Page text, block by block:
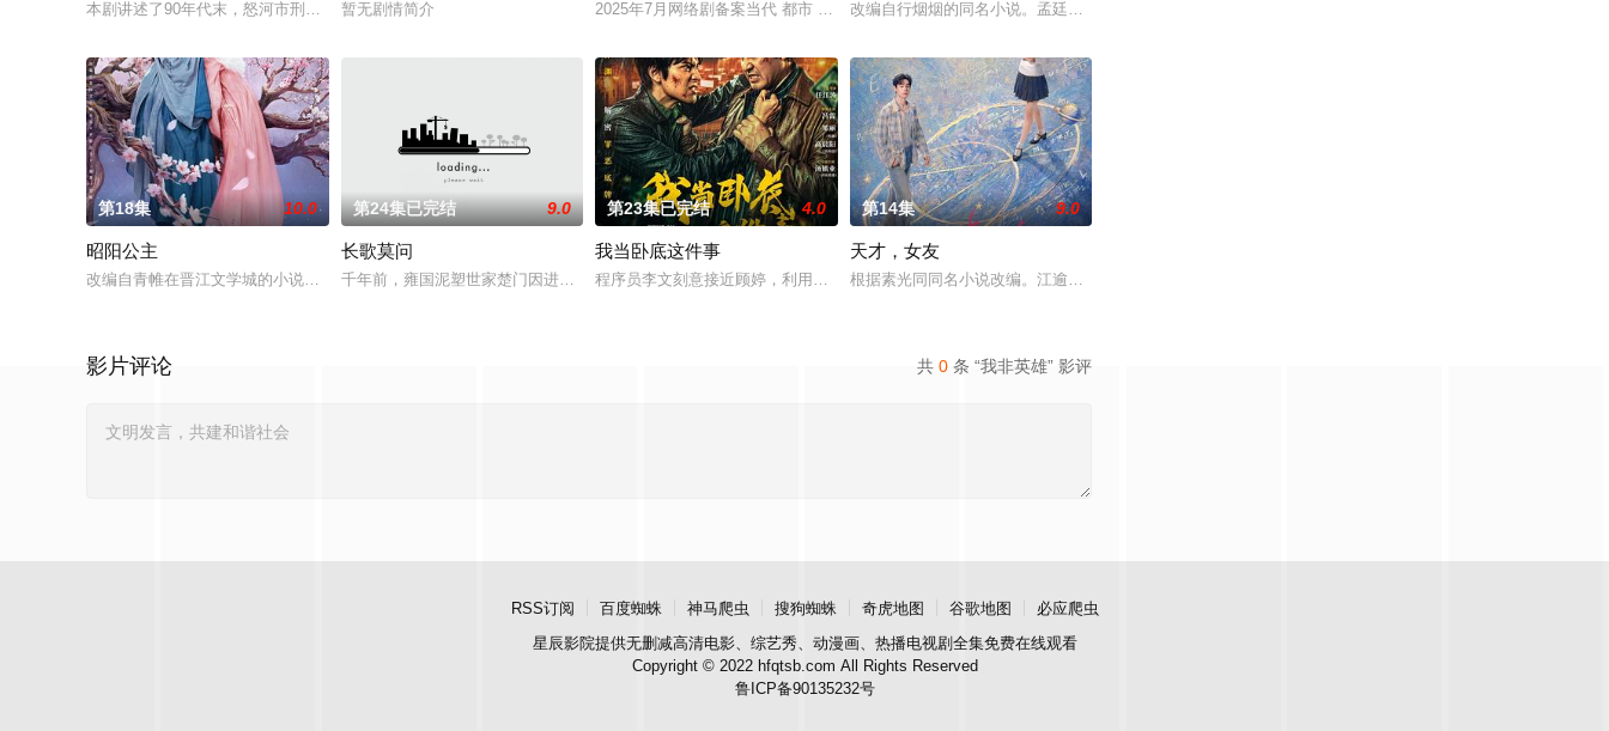
本剧讲述了90年代末，怒河市刑侦支队在无普及监控、无DNA鉴定技术的支持下，通过摸排、勘查等传统刑侦手段，接连破获数起
暂无剧情简介 2025年7月网络剧备案当代 都市 海南越酷文化传媒有限公司改编自行烟烟的同名小说。孟廷辉，大平王朝有史以来个以女子进士科三元及第入翰林院的奇女子。十年前的
第18集 10.0
昭阳公主
改编自青帷在晋江文学城的小说《平阳公主》。
第24集已完结 9.0
长歌莫问
千年前，雍国泥塑世家楚门因进贡的“十二生肖”离奇流血炸裂，惨遭满门流放，楚父以死鸣冤。楚家大小姐楚梓鸢带着滔天恨意，在
第23集已完结 4.0
我当卧底这件事
程序员李文刻意接近顾婷，利用顾炎女儿奴的属性，请求老炮儿顾炎带自己用程序员身份卧底电诈集团以求查出未婚妻离奇死亡的真相
第14集 9.0
天才，女友
根据素光同同名小说改编。江逾白长大以后，林知夏忽然对他说：“江逾白，我喜欢你，哲学和生物学意义上的
共 0 条 “我非英雄” 影评
影片评论
RSS订阅 百度蜘蛛 神马爬虫 搜狗蜘蛛 奇虎地图 谷歌地图
必应爬虫
星辰影院提供无删减高清电影、综艺秀、动漫画、热播电视剧全集免费在线观看
Copyright © 2022 hfqtsb.com All Rights Reserved
鲁ICP备90135232号